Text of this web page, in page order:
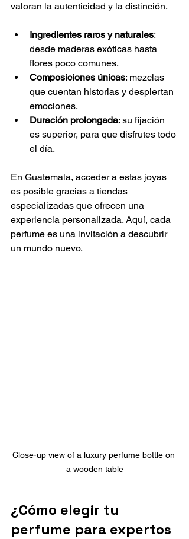
valoran la autenticidad y la distinción.
Ingredientes raros y naturales:
desde maderas exóticas hasta
flores poco comunes.
Composiciones únicas: mezclas
que cuentan historias y despiertan
emociones.
Duración prolongada: su fijación
es superior, para que disfrutes todo
el día.
En Guatemala, acceder a estas joyas
es posible gracias a tiendas
especializadas que ofrecen una
experiencia personalizada. Aquí, cada
perfume es una invitación a descubrir
un mundo nuevo.
Close-up view of a luxury perfume bottle on
a wooden table
¿Cómo elegir tu
perfume para expertos